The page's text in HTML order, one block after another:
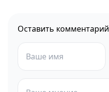
Оставить комментарий